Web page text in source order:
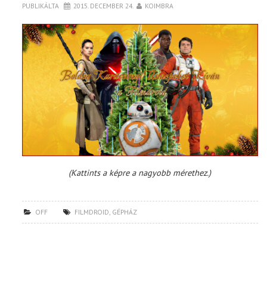
TOP10
KULISSZA
CIKK
PÓLÓ RENDELÉS
PUBLIKÁLTA 2015. DECEMBER 24. KOIMBRA
(Kattints a képre a nagyobb mérethez.)
OFF FILMDROID, GÉPHÁZ